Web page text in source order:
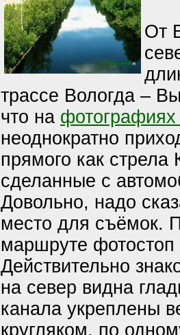
От
трассе Вологда –
что на фотографиях
неоднократно
прямого как
сделанные с
Довольно, надо
место для съёмок.
маршруте
Действительно
на север видна
канала укреплены
кругляком, по